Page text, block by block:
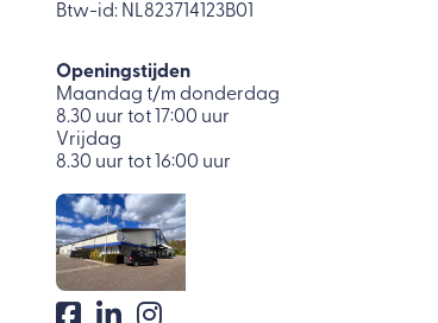
Btw-id: NL823714123B01
Openingstijden
Maandag t/m donderdag
8.30 uur tot 17:00 uur
Vrijdag
8.30 uur tot 16:00 uur